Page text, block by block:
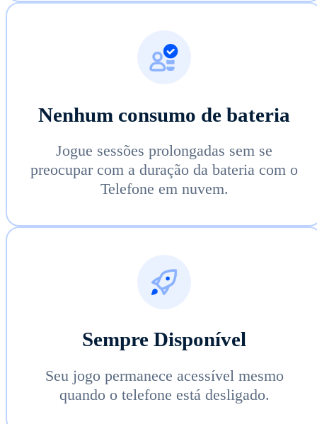
Nenhum consumo de bateria
Jogue sessões prolongadas sem se
preocupar com a duração da bateria com o
Telefone em nuvem.
Sempre Disponível
Seu jogo permanece acessível mesmo
quando o telefone está desligado.